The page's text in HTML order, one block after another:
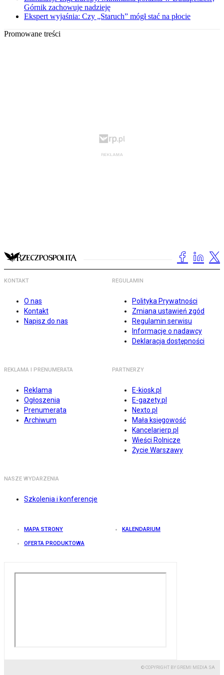
Górnik zachowuje nadzieję
Ekspert wyjaśnia: Czy „Staruch” mógł stać na płocie
Promowane treści
KONTAKT
O nas
Kontakt
Napisz do nas
REGULAMIN
Polityka Prywatności
Zmiana ustawień zgód
Regulamin serwisu
Informacje o nadawcy
Deklaracja dostępności
REKLAMA I PRENUMERATA
Reklama
Ogłoszenia
Prenumerata
Archiwum
PARTNERZY
E-kiosk.pl
E-gazety.pl
Nexto.pl
Mała księgowość
Kancelarierp.pl
Wieści Rolnicze
Życie Warszawy
NASZE WYDARZENIA
Szkolenia i konferencje
MAPA STRONY KALENDARIUM
OFERTA PRODUKTOWA
© COPYRIGHT BY GREMI MEDIA SA